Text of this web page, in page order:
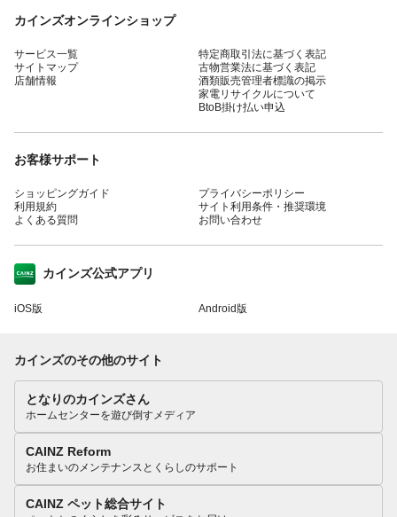
カインズオンラインショップ
サービス一覧
サイトマップ
店舗情報
特定商取引法に基づく表記
古物営業法に基づく表記
酒類販売管理者標識の掲示
家電リサイクルについて
BtoB掛け払い申込
お客様サポート
ショッピングガイド
利用規約
よくある質問
プライバシーポリシー
サイト利用条件・推奨環境
お問い合わせ
カインズ公式アプリ
iOS版 Android版
カインズのその他のサイト
となりのカインズさん
ホームセンターを遊び倒すメディア
CAINZ Reform
お住まいのメンテナンスとくらしのサポート
CAINZ ペット総合サイト